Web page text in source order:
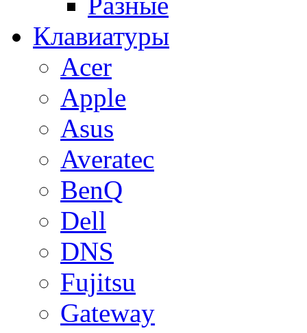
Клавиатуры
Acer
Apple
Asus
Averatec
BenQ
Dell
DNS
Fujitsu
Gateway